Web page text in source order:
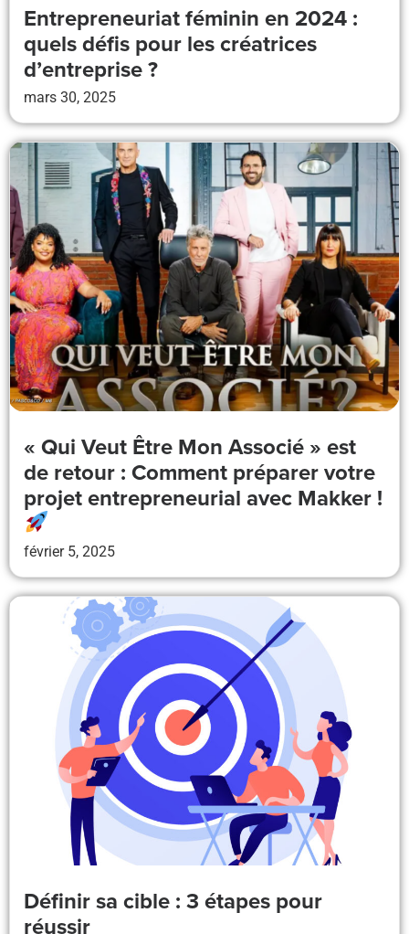
Entrepreneuriat féminin en 2024 :
quels défis pour les créatrices
d’entreprise ?
mars 30, 2025
« Qui Veut Être Mon Associé » est
de retour : Comment préparer votre
projet entrepreneurial avec Makker !
février 5, 2025
Définir sa cible : 3 étapes pour
réussir